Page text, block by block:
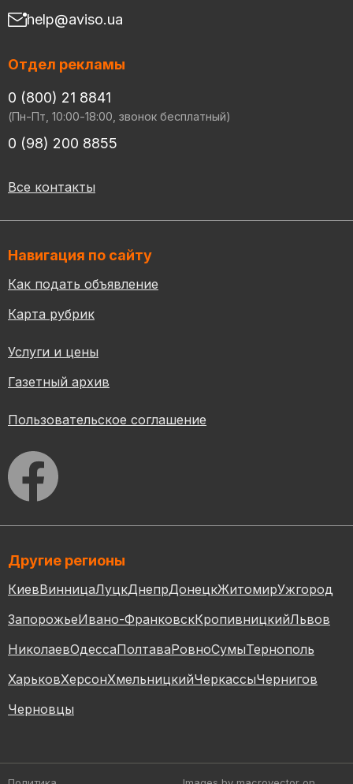
help@aviso.ua
Отдел рекламы
0 (800) 21 8841
(Пн-Пт, 10:00-18:00, звонок бесплатный)
0 (98) 200 8855
Все контакты
Навигация по сайту
Как подать объявление
Карта рубрик
Услуги и цены
Газетный архив
Пользовательское соглашение
Другие регионы
КиевВинницаЛуцкДнепрДонецкЖитомирУжгород
ЗапорожьеИвано-ФранковскКропивницкийЛьвов
НиколаевОдессаПолтаваРовноСумыТернополь
ХарьковХерсонХмельницкийЧеркассыЧернигов
Черновцы